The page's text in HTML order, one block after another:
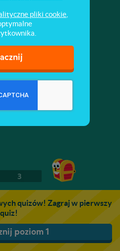
3
quizów! Zagraj w pierwszy
quiz!
poziom 1
pliki cookie